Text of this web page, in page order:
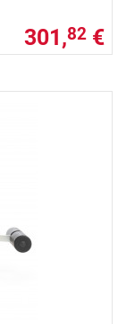
301,82 €